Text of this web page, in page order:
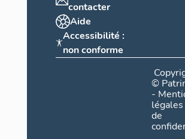
contacter
Aide
Accessibilité :
non conforme
©
-
légales
de